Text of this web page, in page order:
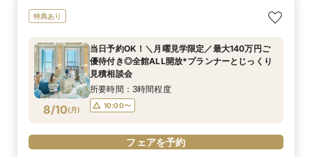
8/9(日)
【ドレス1着プレゼント】地上150mチャペルで叶
9:00〜
13:30〜
17:30〜
フェアを予約
8/9(日)
【2名～少人数婚】大阪駅直結*貸切空間で叶え
9:00〜
13:30〜
17:30〜
フェアを予約
8/9(日)
【料理重視*必見】料理ランクUP優待*140万特
9:00〜
13:30〜
17:30〜
フェアを予約
特典あり
8/10(月)
当日予約OK！＼月曜見学限定／最大140万円ご
優待付き◎全館ALL開放*プランナーとじっくり
見積相談会
所要時間：3時間程度
10:00〜
フェアを予約